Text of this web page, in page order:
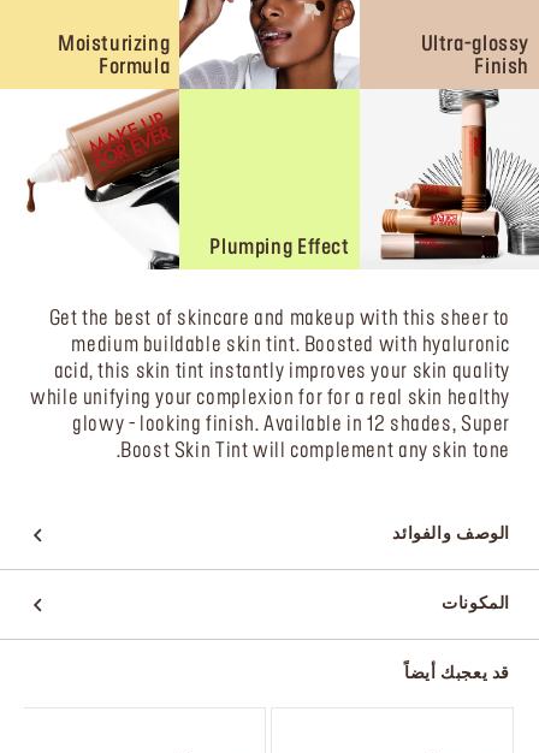
Ultra-glossy
Finish
Moisturizing
Formula
Plumping Effect
Get the best of skincare and makeup with this sheer to
medium buildable skin tint. Boosted with hyaluronic
acid, this skin tint instantly improves your skin quality
while unifying your complexion for for a real skin healthy
glowy - looking finish. Available in 12 shades, Super
Boost Skin Tint will complement any skin tone.
الوصف والفوائد
المكونات
قد يعجبك أيضاً